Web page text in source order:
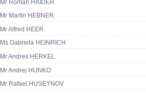
Mr Roman HAIDER
Mr Martin HEBNER
Mr Alfred HEER
Ms Gabriela HEINRICH
Mr Andres HERKEL
Mr Andrej HUNKO
Mr Rafael HUSEYNOV